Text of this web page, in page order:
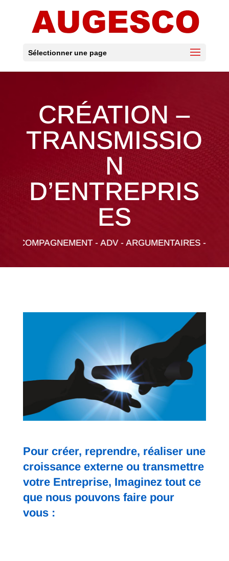
Sélectionner une page
CRÉATION –
TRANSMISSIO
N
D’ENTREPRIS
ES
- ADV - ARGUMENTAIRES - AUDIT
Pour créer, reprendre, réaliser une
croissance externe ou transmettre
votre Entreprise, Imaginez tout ce
que nous pouvons faire pour
vous :